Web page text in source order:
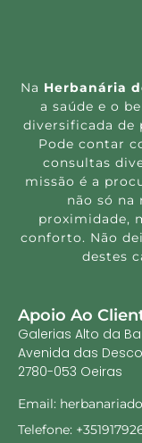
Na Herbanária
a saúde e o
diversificada de
Pode contar
consultas
missão é a
não só na
proximidade,
conforto. Não
destes
Apoio Ao
Galerias Alto da
Avenida das
2780-053 Oeiras
Email:
Telefone: